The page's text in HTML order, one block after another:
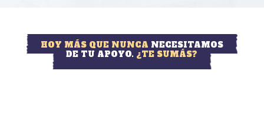
HOY MÁS QUE NUNCA NECESITAMOS
DE TU APOYO. ¿TE SUMÁS?